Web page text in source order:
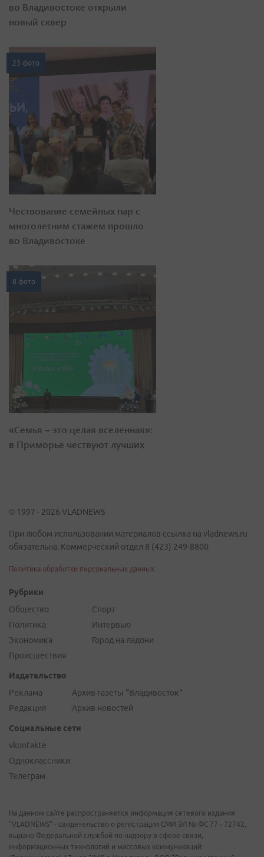
во Владивостоке открыли
новый сквер
23 фото
Чествование семейных пар с
многолетним стажем прошло
во Владивостоке
8 фото
«Семья – это целая вселенная»:
в Приморье чествуют лучших
© 1997 - 2026 VLADNEWS
При любом использовании материалов ссылка на vladnews.ru
обязательна. Коммерческий отдел 8 (423) 249-8800
Политика обработки персональных данных
Рубрики
Общество
Политика
Экономика
Происшествия
Спорт
Интервью
Город на ладони
Издательство
Реклама
Редакция
Архив газеты "Владивосток"
Архив новостей
Социальные сети
vkontakte
Одноклассники
Телеграм
На данном сайте распространяется информация сетевого издания
"VLADNEWS" - свидетельство о регистрации СМИ ЭЛ № ФС 77 - 72742,
выдано Федеральной службой по надзору в сфере связи,
информационных технологий и массовых коммуникаций